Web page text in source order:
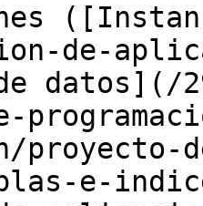
de-
datos](/
proyecto-
e-